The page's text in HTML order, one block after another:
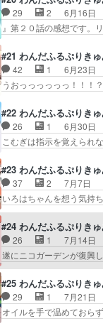
キの気持ちプリキュア
回の特殊OPで始まっ…
まゆちゃんを心配す…
ほんとほむほむだよな
守るユキからも臆病さ
がキュアリリアン変身
がプリキュア応援して
爆誕！ようやくかーっ
生！聞かせてくれないｗ…
29 2
6月16日
』第２０話の感想です
アリリアンスゲー強く
心変わり、やっと本当
っぽい性格である一方
にゃんだふるゆりきゅ
にここまではまるとは
として共に活動をする
の、こむぎ達への協力を…
#21 わんだふるぷりきゅ
42 1
6月23日
うおっっっっっっ！！
のユキちゃん学校回！
で見ました。最後はこ
のやり方が分かってい
くさんな内容で、友達
が柔らかくなってほっ
生として学校に通い始
いるので最早ユキちゃ…
#22 わんだふるぷりきゅ
26 1
6月30日
こむぎは指示を覚えら
アニメの感想を2つ更新
アとして活動するとき2
の感想です。ドッグス
走アジリティをとおし
ガル＆ニコアニマルの
勧めでアジリティに挑
のアジリティ。猫屋敷…
#23 わんだふるぷりきゅ
37 2
7月7日
いろはちゃんを想う気
日見たアニメ（7/10）
ニメの感想を2つ更新し
ことはね！エンディン
ですね。悟くんの恋話
衣着替える時に裸足が
で、こむぎのみんな仲
～～ンカミングアウト
→他にも「うたわれる…
#24 わんだふるぷりきゅ
26 1
7月14日
遂にニコガーデンが復
先程投稿されましたぁ
たまごのお話ですね。
の元にやってくるにこ
れてるときに、木から
ーコングやん。んで、
#25 わんだふるぷりきゅ
29 1
7月21日
オイルを手で温めてお